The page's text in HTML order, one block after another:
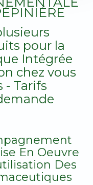
pour la
Intégrée
chez vous
- Tarifs
En Oeuvre
Des